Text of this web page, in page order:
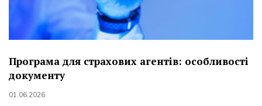
Програма для страхових агентів: особливості
документу
01.06.2026